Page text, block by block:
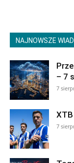
NAJNOWSZE
– 7
7
7